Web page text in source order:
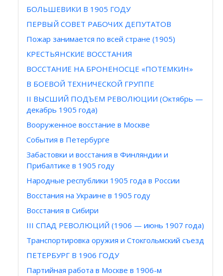
БОЛЬШЕВИКИ В 1905 ГОДУ
ПЕРВЫЙ СОВЕТ РАБОЧИХ ДЕПУТАТОВ
Пожар занимается по всей стране (1905)
КРЕСТЬЯНСКИЕ ВОССТАНИЯ
ВОССТАНИЕ НА БРОНЕНОСЦЕ «ПОТЕМКИН»
В БОЕВОЙ ТЕХНИЧЕСКОЙ ГРУППЕ
II ВЫСШИЙ ПОДЪЕМ РЕВОЛЮЦИИ (Октябрь —
декабрь 1905 года)
Вооруженное восстание в Москве
События в Петербурге
Забастовки и восстания в Финляндии и
Прибалтике в 1905 году
Народные республики 1905 года в России
Восстания на Украине в 1905 году
Восстания в Сибири
III СПАД РЕВОЛЮЦИЙ (1906 — июнь 1907 года)
Транспортировка оружия и Стокгольмский съезд
ПЕТЕРБУРГ В 1906 ГОДУ
Партийная работа в Москве в 1906-м